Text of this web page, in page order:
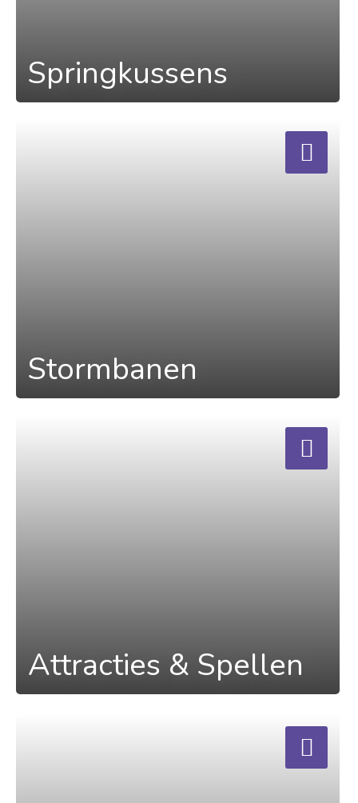
Springkussens
Stormbanen
Attracties & Spellen